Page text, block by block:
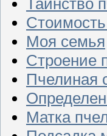
Моя семья
Строение
Пчелиная
Матка